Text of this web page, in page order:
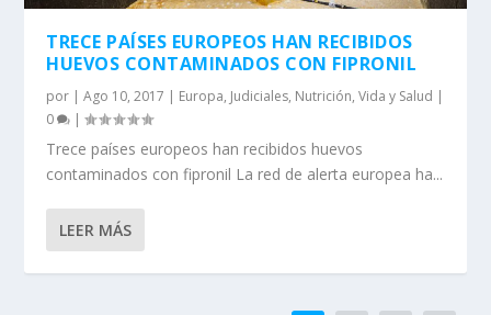
TRECE PAÍSES EUROPEOS HAN RECIBIDOS
HUEVOS CONTAMINADOS CON FIPRONIL
por |Ago 10, 2017 | Europa, Judiciales, Nutrición,Vida y Salud |
0
|
Trece países europeos han recibidos huevos
contaminados con fipronil La red de alerta europea ha...
LEER MÁS